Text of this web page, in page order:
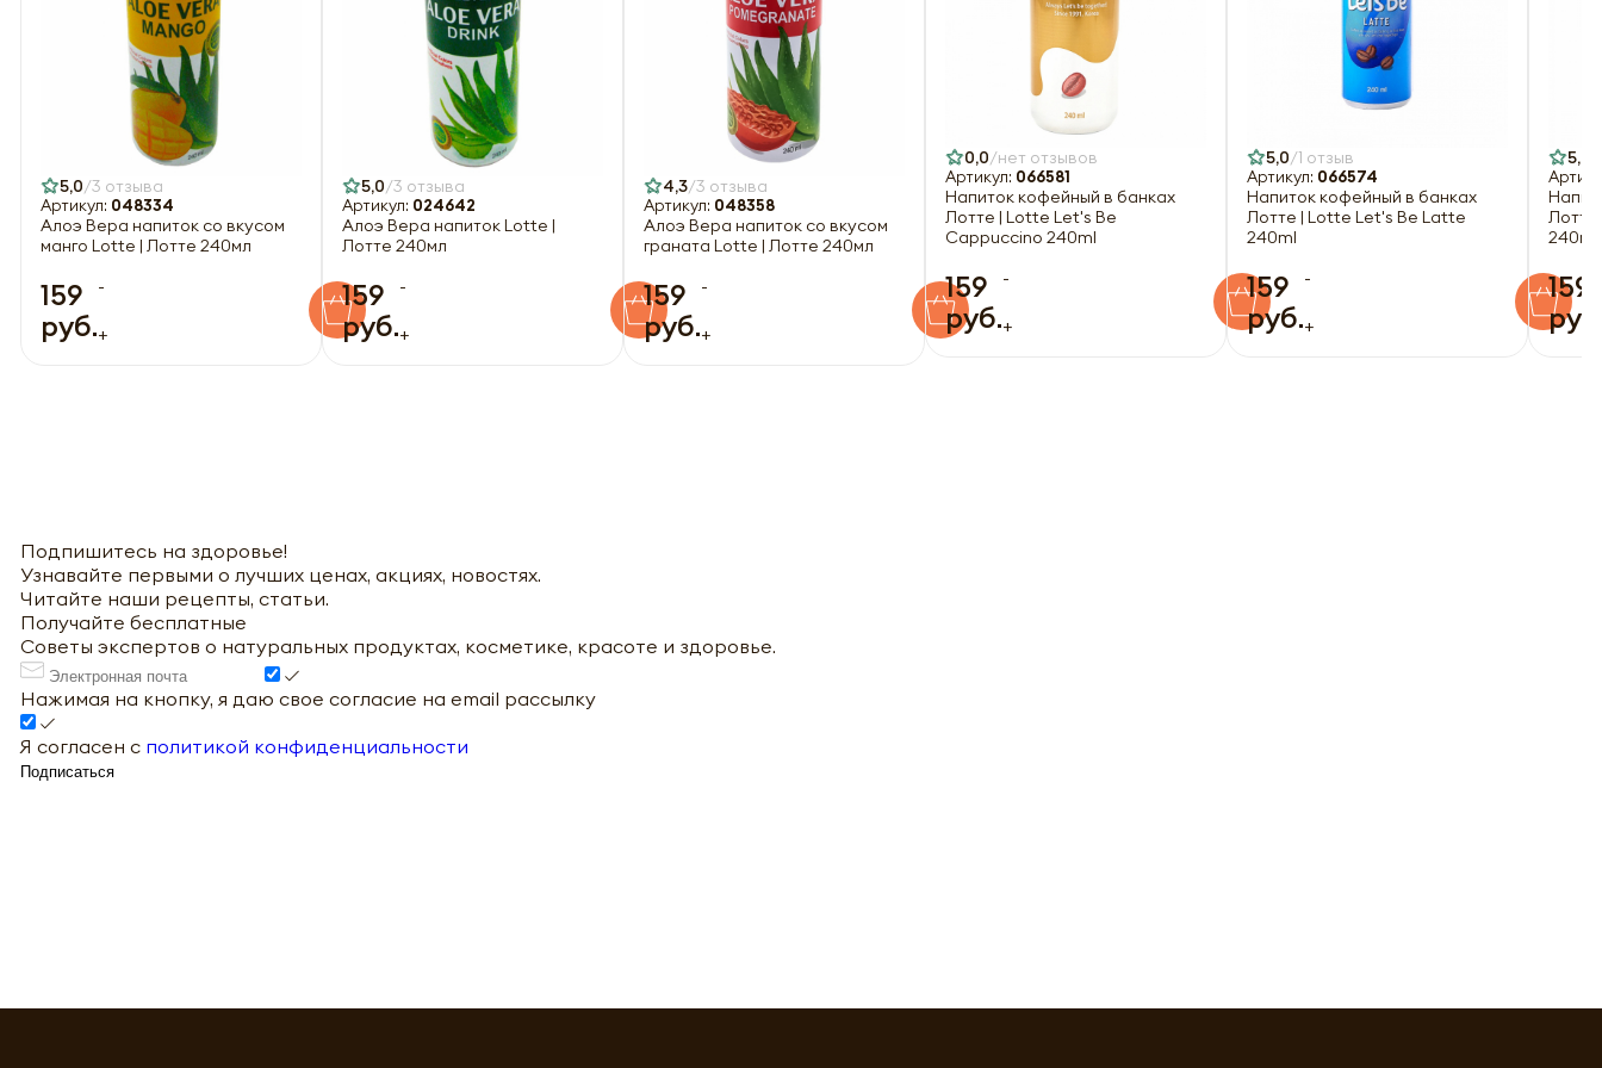
5,0 3 отзыва
Артикул: 048334
Алоэ Вера напиток со вкусом
манго Lotte | Лотте 240мл
159
руб.
-
+
5,0 3 отзыва
Артикул: 024642
Алоэ Вера напиток Lotte |
Лотте 240мл
159
руб.
-
+
4,3 3 отзыва
Артикул: 048358
Алоэ Вера напиток со вкусом
граната Lotte | Лотте 240мл
159
руб.
-
+
0,0 нет отзывов
Артикул: 066581
Напиток кофейный в банках
Лотте | Lotte Let's Be
Cappuccino 240ml
159
руб.
-
+
5,0 1 отзыв
Артикул: 066574
Напиток кофейный в банках
Лотте | Lotte Let's Be Latte
240ml
159
руб.
-
+
5,0
Лотте
240ml
159
Подпишитесь на здоровье!
Узнавайте первыми о лучших ценах, акциях, новостях.
Читайте наши рецепты, статьи.
Получайте бесплатные
Советы экспертов о натуральных продуктах, косметике, красоте и здоровье.
Нажимая на кнопку, я даю свое согласие на email рассылку
Я согласен с политикой конфиденциальности
Подписаться